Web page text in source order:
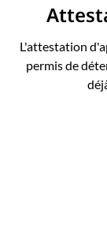
L'attestation
permis de